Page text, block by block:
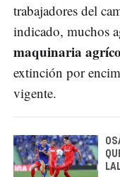
trabajadores del
indicado, muchos
maquinaria
extinción por
vigente.